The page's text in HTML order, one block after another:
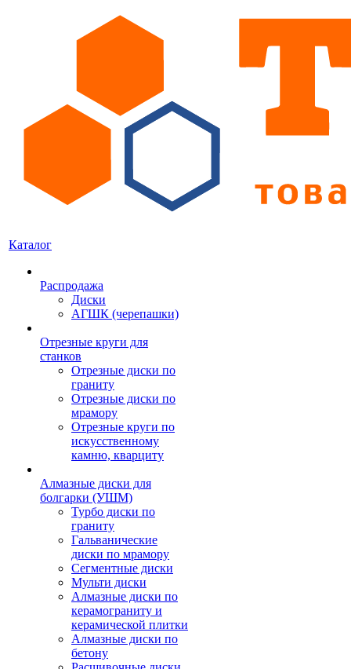
Каталог
Распродажа
Диски
АГШК (черепашки)
Отрезные круги для
станков
Отрезные диски по
граниту
Отрезные диски по
мрамору
Отрезные круги по
искусственному
камню, кварциту
Алмазные диски для
болгарки (УШМ)
Турбо диски по
граниту
Гальванические
диски по мрамору
Сегментные диски
Мульти диски
Алмазные диски по
керамограниту и
керамической плитки
Алмазные диски по
бетону